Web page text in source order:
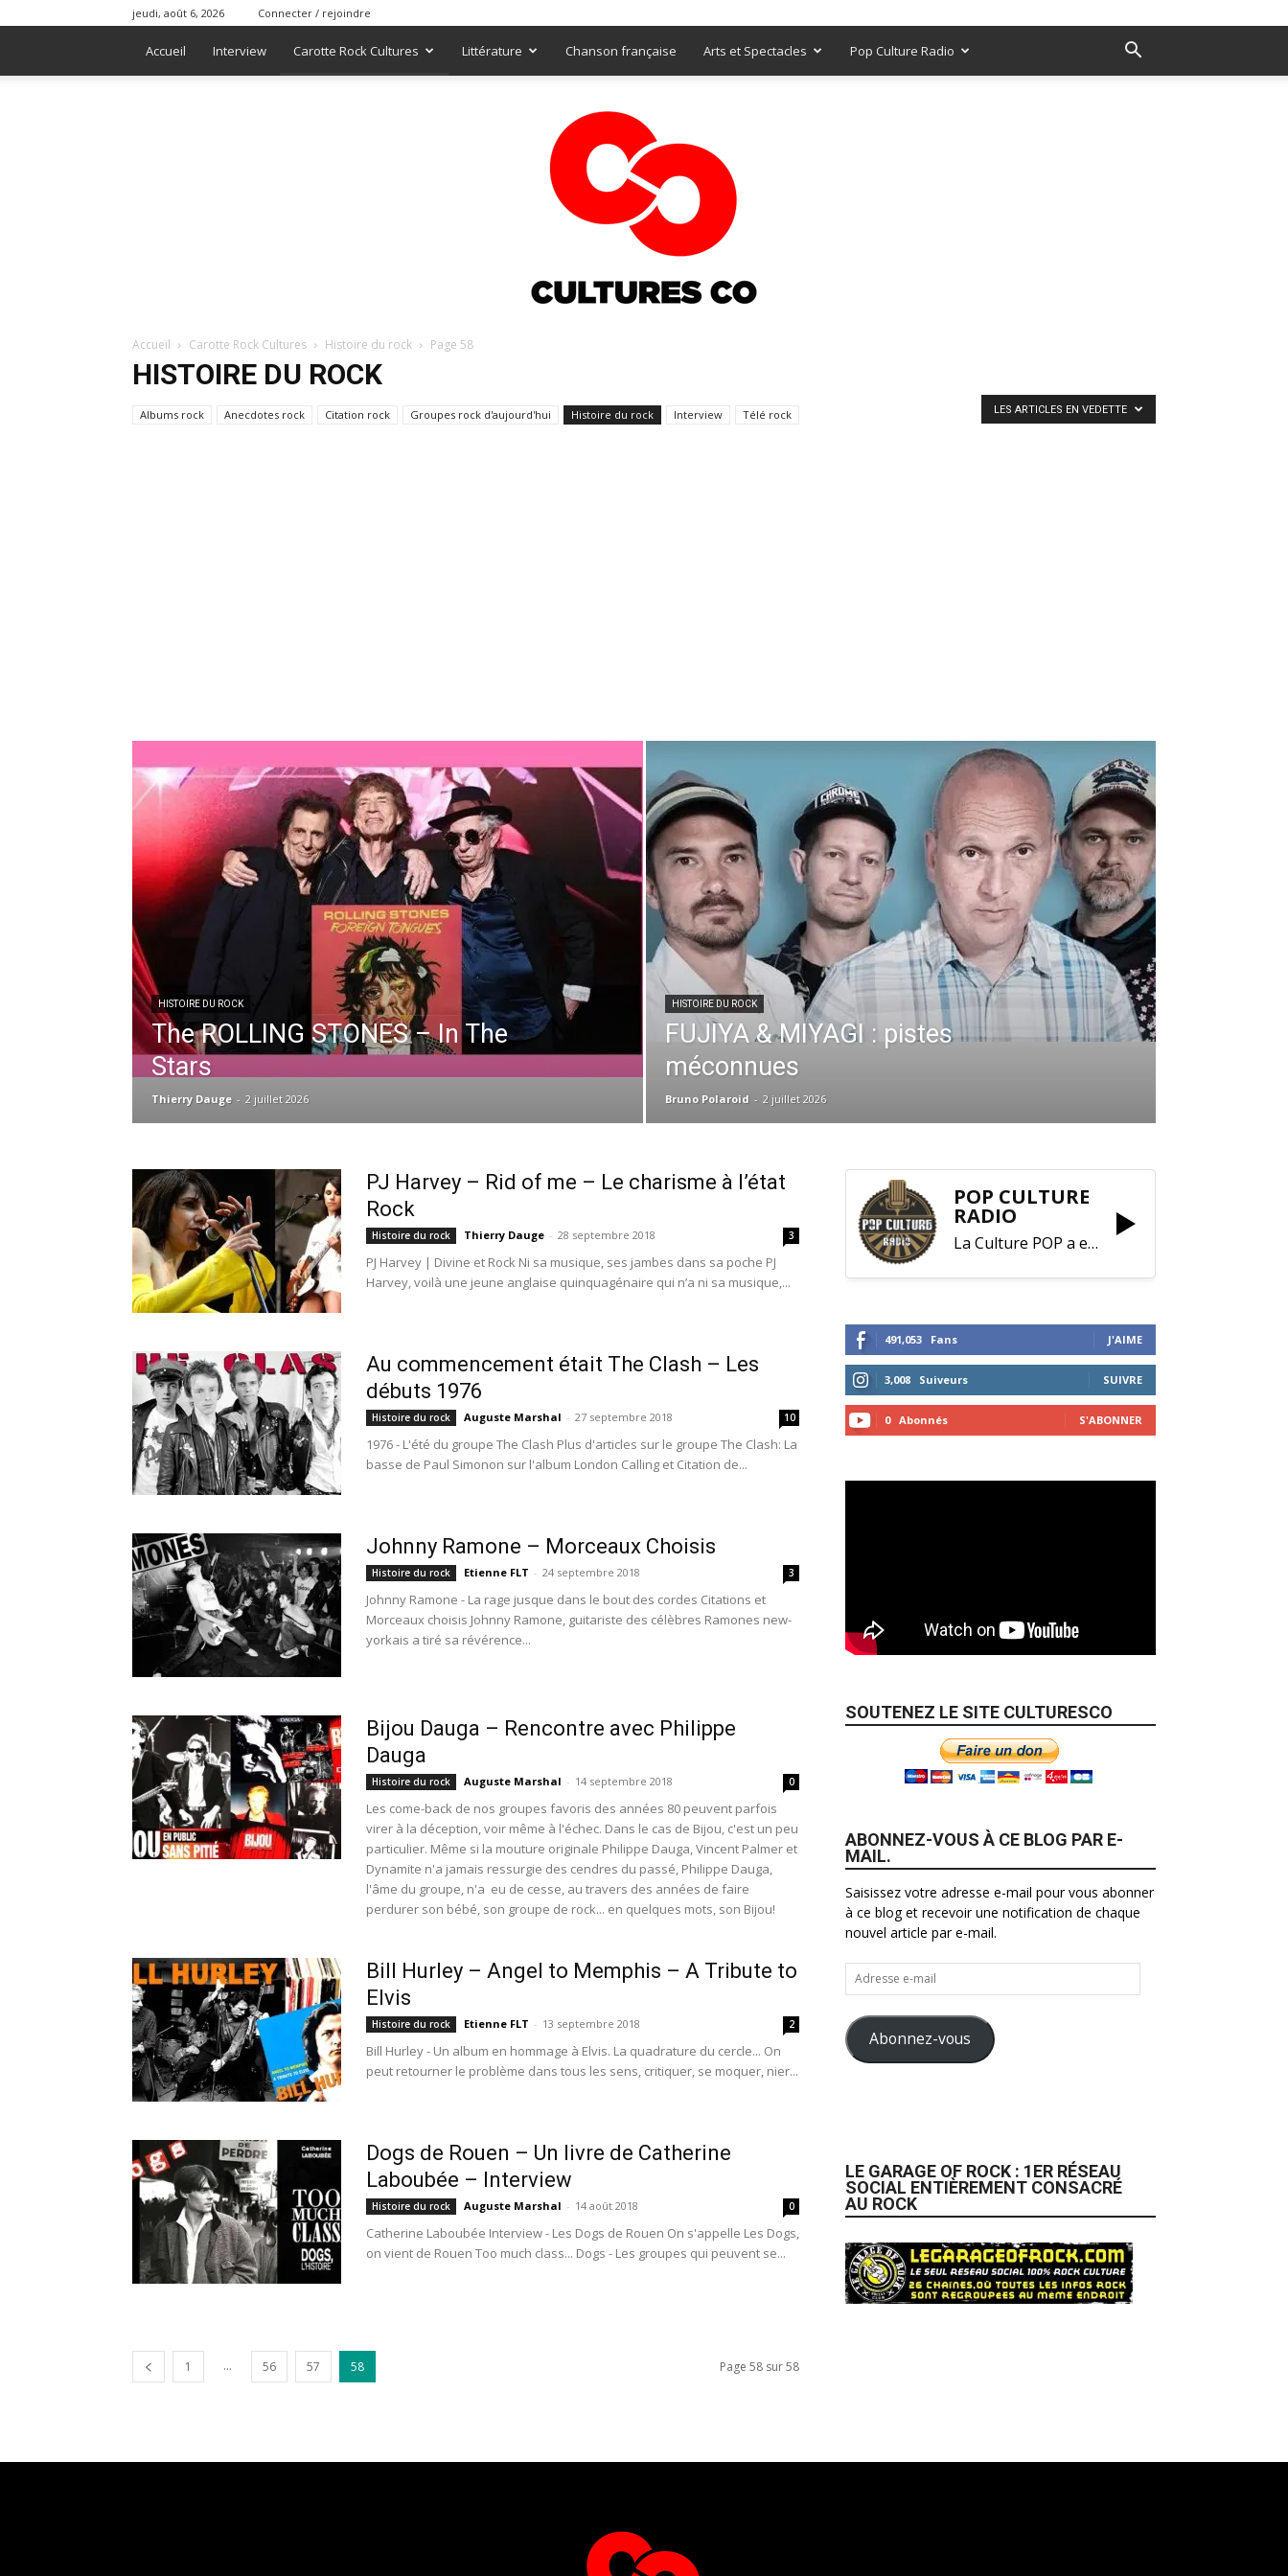
jeudi, août 6, 2026 Connecter / rejoindre
Accueil Interview Carotte Rock Cultures Littérature Chanson française Arts et Spectacles Pop Culture Radio
Accueil Carotte Rock Cultures Histoire du rock Page 58
HISTOIRE DU ROCK
Albums rock Anecdotes rock Citation rock Groupes rock d'aujourd'hui Histoire du rock Interview Télé rock LES ARTICLES EN VEDETTE
HISTOIRE DU ROCK
The ROLLING STONES – In The
Stars
Thierry Dauge - 2 juillet 2026
HISTOIRE DU ROCK
FUJIYA & MIYAGI : pistes
méconnues
Bruno Polaroid - 2 juillet 2026
PJ Harvey – Rid of me – Le charisme à l’état
Rock
Histoire du rock Thierry Dauge - 28 septembre 2018 3
PJ Harvey | Divine et Rock Ni sa musique, ses jambes dans sa poche PJ
Harvey, voilà une jeune anglaise quinquagénaire qui n’a ni sa musique,...
Au commencement était The Clash – Les
débuts 1976
Histoire du rock Auguste Marshal - 27 septembre 2018 10
1976 - L'été du groupe The Clash Plus d'articles sur le groupe The Clash: La
basse de Paul Simonon sur l'album London Calling et Citation de...
Johnny Ramone – Morceaux Choisis
Histoire du rock Etienne FLT - 24 septembre 2018 3
Johnny Ramone - La rage jusque dans le bout des cordes Citations et
Morceaux choisis Johnny Ramone, guitariste des célèbres Ramones new-
yorkais a tiré sa révérence...
Bijou Dauga – Rencontre avec Philippe
Dauga
Histoire du rock Auguste Marshal - 14 septembre 2018 0
Les come-back de nos groupes favoris des années 80 peuvent parfois
virer à la déception, voir même à l'échec. Dans le cas de Bijou, c'est un peu
particulier. Même si la mouture originale Philippe Dauga, Vincent Palmer et
Dynamite n'a jamais ressurgie des cendres du passé, Philippe Dauga,
l'âme du groupe, n'a eu de cesse, au travers des années de faire
perdurer son bébé, son groupe de rock... en quelques mots, son Bijou!
Bill Hurley – Angel to Memphis – A Tribute to
Elvis
Histoire du rock Etienne FLT - 13 septembre 2018 2
Bill Hurley - Un album en hommage à Elvis. La quadrature du cercle... On
peut retourner le problème dans tous les sens, critiquer, se moquer, nier...
Dogs de Rouen – Un livre de Catherine
Laboubée – Interview
Histoire du rock Auguste Marshal - 14 août 2018 0
Catherine Laboubée Interview - Les Dogs de Rouen On s'appelle Les Dogs,
on vient de Rouen Too much class... Dogs - Les groupes qui peuvent se...
1 ... 56 57 58 Page 58 sur 58
POP CULTURE
RADIO
La Culture POP a enfin trouvé sa RADIO !
491,053 Fans J'AIME
3,008 Suiveurs SUIVRE
0 Abonnés S'ABONNER
SOUTENEZ LE SITE CULTURESCO
ABONNEZ-VOUS À CE BLOG PAR E-
MAIL.
Saisissez votre adresse e-mail pour vous abonner
à ce blog et recevoir une notification de chaque
nouvel article par e-mail.
Adresse
e-
mail
Abonnez-vous
LE GARAGE OF ROCK : 1ER RÉSEAU
SOCIAL ENTIÈREMENT CONSACRÉ
AU ROCK